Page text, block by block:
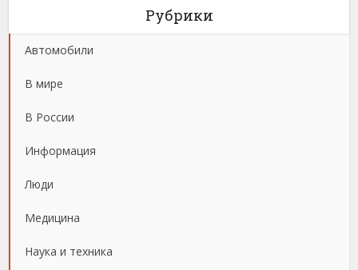
Рубрики
Автомобили
В мире
В России
Информация
Люди
Медицина
Наука и техника